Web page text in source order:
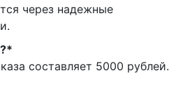
через надежные
составляет 5000 рублей.